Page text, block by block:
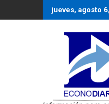
al
jueves, agosto